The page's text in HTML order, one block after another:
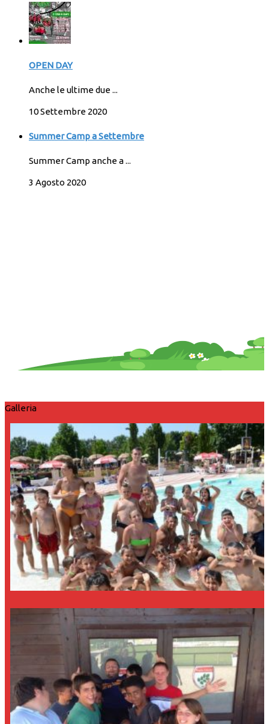
OPEN DAY
Anche le ultime due ...
10 Settembre 2020
Summer Camp a Settembre
Summer Camp anche a ...
3 Agosto 2020
Galleria